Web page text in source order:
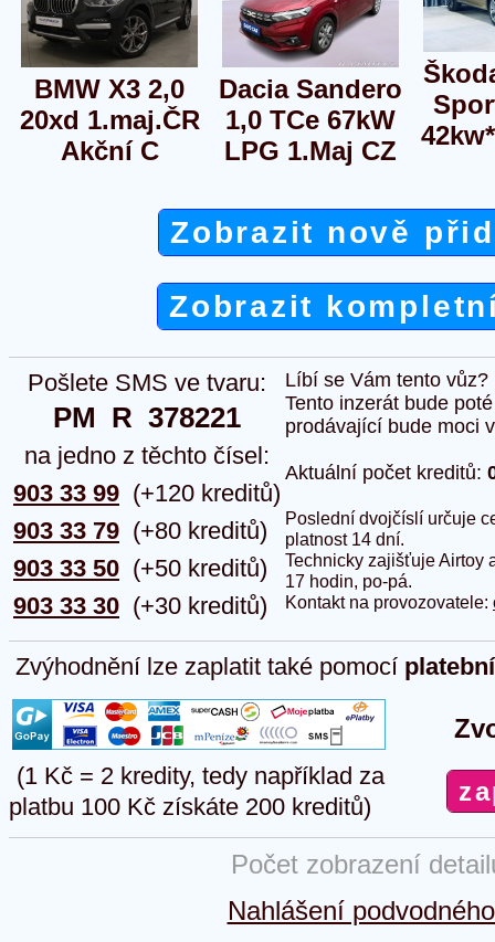
BMW X3 2,0
20xd 1.maj.ČR
Akční C
Dacia Sandero
1,0 TCe 67kW
LPG 1.Maj CZ
Zobrazit nově
Zobrazit
Pošlete SMS ve tvaru:
PM  R  378221
na jedno z těchto čísel:
903 33 99
903 33 79
903 33 50
903 33 30
(+120 kreditů)
(+80 kreditů)
(+50 kreditů)
(+30 kreditů)
Líbí se Vám tento
Tento inzerát bude
prodávající bude moci
Aktuální počet kreditů:
Poslední dvojčíslí určuje
platnost 14 dní.
Technicky zajišťuje Airtoy
17 hodin, po-pá.
Kontakt na provozovatele:
Zvýhodnění lze zaplatit také pomocí
(1 Kč = 2 kredity, tedy například za
platbu 100 Kč získáte 200 kreditů)
Počet zobrazení
Nahlášení